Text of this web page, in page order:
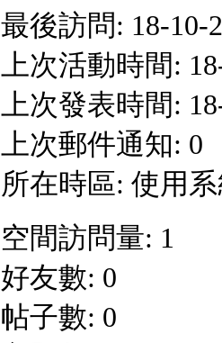
最後訪問: 18-10-
上次活動時間:
上次發表時間:
上次郵件通知: 0
所在時區: 使用
空間訪問量: 1
好友數: 0
帖子數: 0